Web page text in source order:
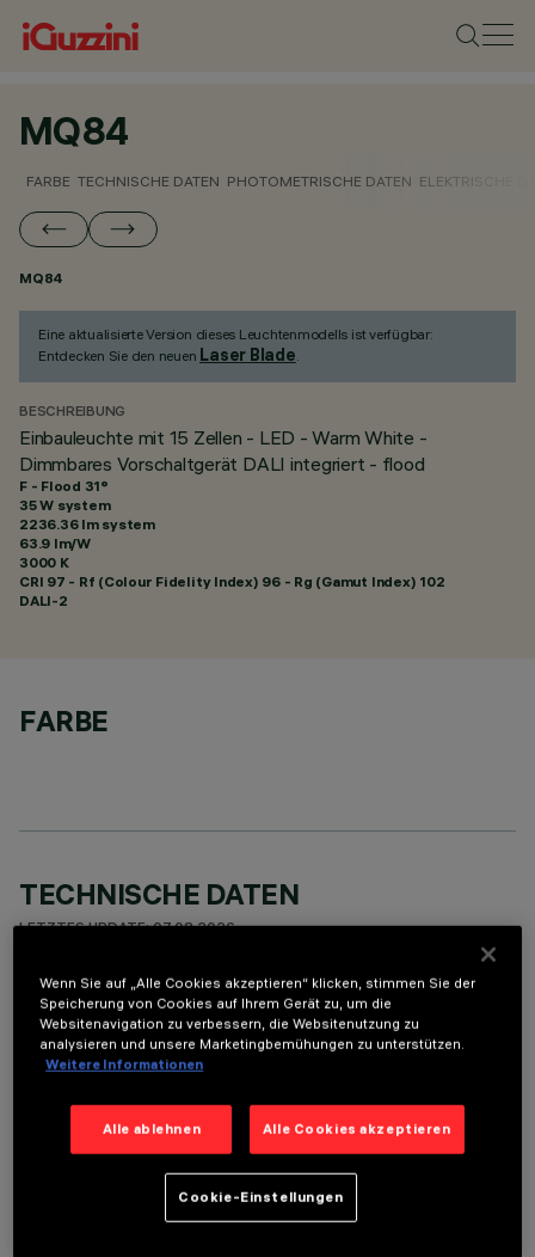
MQ84
FARBE TECHNISCHE DATEN PHOTOMETRISCHE DATEN ELEKTRISCHE
MQ84
Eine aktualisierte Version dieses Leuchtenmodells ist verfügbar:
Entdecken Sie den neuen Laser Blade.
BESCHREIBUNG
Einbauleuchte mit 15 Zellen - LED - Warm White -
Dimmbares Vorschaltgerät DALI integriert - flood
F - Flood 31°
35 W system
2236.36 lm system
63.9 lm/W
3000 K
CRI 97 - Rf (Colour Fidelity Index) 96 - Rg (Gamut Index) 102
DALI-2
FARBE
TECHNISCHE DATEN
LETZTES UPDATE: 07.08.2026
BESCHREIBUNG
Miniaturisierte, rechteckige Einbauleuchte mit 15 optischen
Elementen mit LED-Lampen - feste Optiken - flood-
Aluminiumdruckguss, Version mit Anschlag-Rahmen.
Hochauflösungsoptiken aus metallisiertem Thermoplast, in
integriert; das optische System ist so strukturiert, dass kein
Punkt-Effekt entsteht, sondern eine definierte, kreisförmige
Wenn Sie auf „Alle Cookies akzeptieren“ klicken, stimmen Sie der
Speicherung von Cookies auf Ihrem Gerät zu, um die
Websitenavigation zu verbessern, die Websitenutzung zu
analysieren und unsere Marketingbemühungen zu unterstützen.
Weitere Informationen
Alle ablehnen Alle Cookies akzeptieren
Cookie-Einstellungen